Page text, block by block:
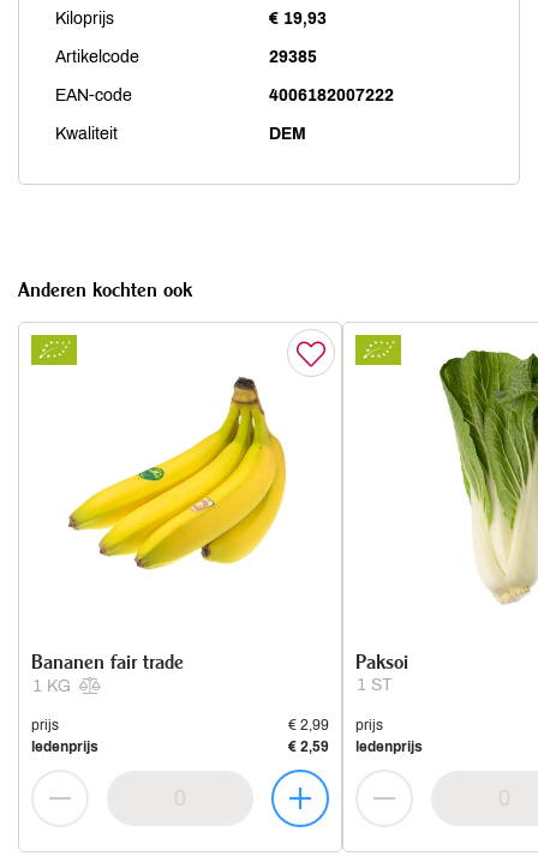
Kiloprijs € 19,93
Artikelcode 29385
EAN-code 4006182007222
Kwaliteit DEM
Anderen kochten ook
1 KG
Bananen fair trade
prijs
€ 2,99
ledenprijs
€ 2,59
1 ST
Paksoi
prijs
ledenprijs